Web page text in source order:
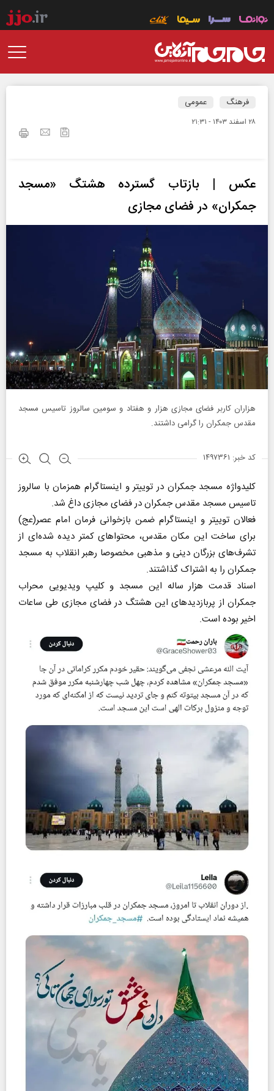
فرهنگ عمومی
۲۸ اسفند ۱۴۰۳ - ۲۱:۳۱
عکس | بازتاب گسترده هشتگ «مسجد
جمکران» در فضای مجازی
هزاران کاربر فضای مجازی هزار و هفتاد و سومین سالروز تاسیس مسجد
مقدس جمکران را گرامی داشتند.
کد خبر: ۱۴۹۷۳۶۱
کلیدواژه مسجد جمکران در توییتر و اینستاگرام همزمان با سالروز
تاسیس مسجد مقدس جمکران در فضای مجازی داغ شد.
فعالان توییتر و اینستاگرام ضمن بازخوانی فرمان امام عصر(عج)
برای ساخت این مکان مقدس، محتواهای کمتر دیده شده‌ای از
تشرف‌های بزرگان دینی و مذهبی مخصوصا رهبر انقلاب به مسجد
جمکران را به اشتراک گذاشتند.
اسناد قدمت هزار ساله این مسجد و کلیپ ویدیویی محراب
جمکران از پربازدیدهای این هشتگ در فضای مجازی طی ساعات
اخیر بوده است.